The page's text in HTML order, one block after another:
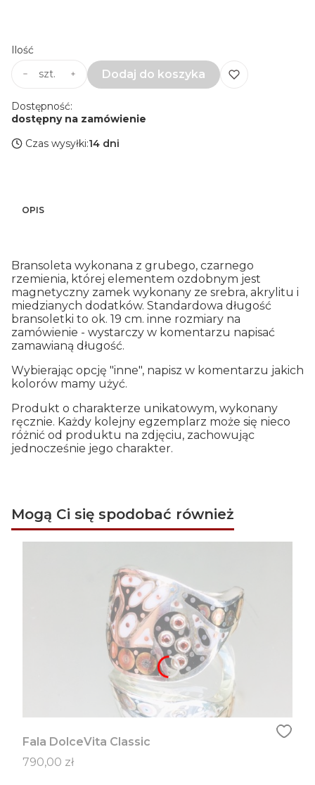
Ilość
szt.
Dodaj do koszyka
Dostępność:
dostępny na zamówienie
Czas wysyłki:14 dni
OPIS
Bransoleta wykonana z grubego, czarnego
rzemienia, której elementem ozdobnym jest
magnetyczny zamek wykonany ze srebra, akrylitu i
miedzianych dodatków. Standardowa długość
bransoletki to ok. 19 cm. inne rozmiary na
zamówienie - wystarczy w komentarzu napisać
zamawianą długość.
Wybierając opcję "inne", napisz w komentarzu jakich
kolorów mamy użyć.
Produkt o charakterze unikatowym, wykonany
ręcznie. Każdy kolejny egzemplarz może się nieco
różnić od produktu na zdjęciu, zachowując
jednocześnie jego charakter.
Mogą Ci się spodobać również
Fala DolceVita Classic
Cena
790,00 zł